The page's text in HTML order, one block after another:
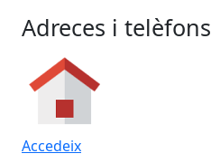
Adreces i telèfons
Accedeix